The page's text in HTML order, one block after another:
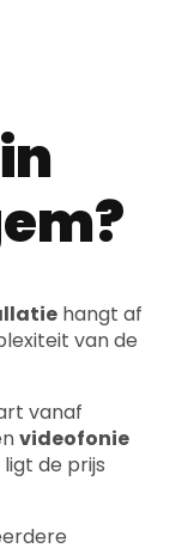
hangt af
van de
vanaf
videofonie
de prijs